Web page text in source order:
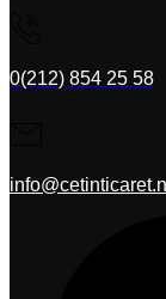
0(212) 854 25 58